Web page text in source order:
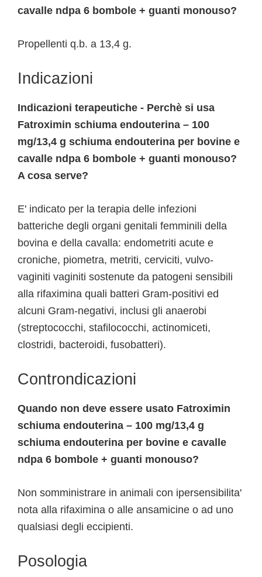
cavalle ndpa 6 bombole + guanti monouso?
Propellenti q.b. a 13,4 g.
Indicazioni
Indicazioni terapeutiche - Perchè si usa
Fatroximin schiuma endouterina – 100
mg/13,4 g schiuma endouterina per bovine e
cavalle ndpa 6 bombole + guanti monouso?
A cosa serve?
E' indicato per la terapia delle infezioni
batteriche degli organi genitali femminili della
bovina e della cavalla: endometriti acute e
croniche, piometra, metriti, cerviciti, vulvo-
vaginiti vaginiti sostenute da patogeni sensibili
alla rifaximina quali batteri Gram-positivi ed
alcuni Gram-negativi, inclusi gli anaerobi
(streptococchi, stafilococchi, actinomiceti,
clostridi, bacteroidi, fusobatteri).
Controndicazioni
Quando non deve essere usato Fatroximin
schiuma endouterina – 100 mg/13,4 g
schiuma endouterina per bovine e cavalle
ndpa 6 bombole + guanti monouso?
Non somministrare in animali con ipersensibilita'
nota alla rifaximina o alle ansamicine o ad uno
qualsiasi degli eccipienti.
Posologia